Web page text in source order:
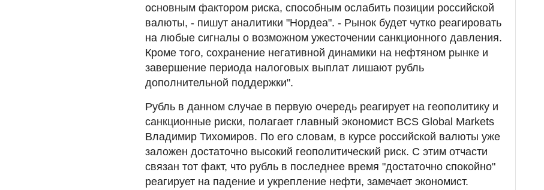
основным фактором риска, способным ослабить позиции российской
валюты, - пишут аналитики "Нордеа". - Рынок будет чутко реагировать
на любые сигналы о возможном ужесточении санкционного давления.
Кроме того, сохранение негативной динамики на нефтяном рынке и
завершение периода налоговых выплат лишают рубль
дополнительной поддержки".
Рубль в данном случае в первую очередь реагирует на геополитику и
санкционные риски, полагает главный экономист BCS Global Markets
Владимир Тихомиров. По его словам, в курсе российской валюты уже
заложен достаточно высокий геополитический риск. С этим отчасти
связан тот факт, что рубль в последнее время "достаточно спокойно"
реагирует на падение и укрепление нефти, замечает экономист.